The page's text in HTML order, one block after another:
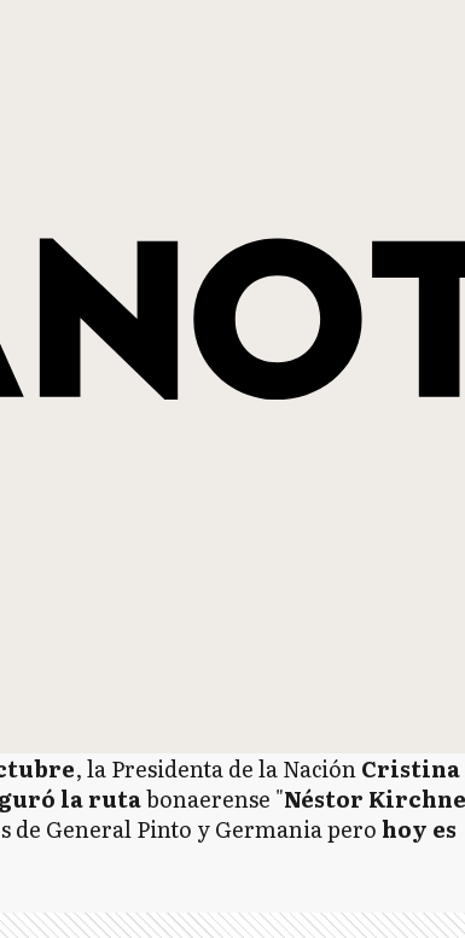
, la Presidenta de la NaciónCristina
la rutabonaerense "Néstor
de General Pinto y Germania pero hoy es